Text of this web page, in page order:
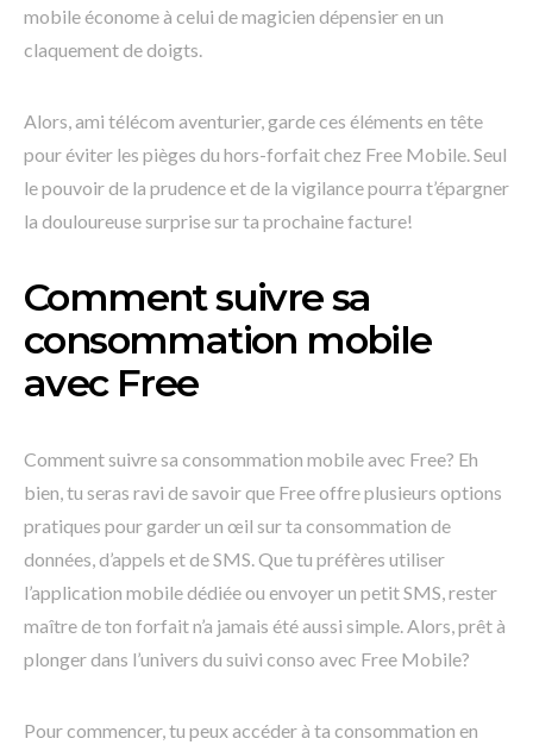
mobile économe à celui de magicien dépensier en un
claquement de doigts.
Alors, ami télécom aventurier, garde ces éléments en tête
pour éviter les pièges du hors-forfait chez Free Mobile. Seul
le pouvoir de la prudence et de la vigilance pourra t’épargner
la douloureuse surprise sur ta prochaine facture!
Comment suivre sa
consommation mobile
avec Free
Comment suivre sa consommation mobile avec Free? Eh
bien, tu seras ravi de savoir que Free offre plusieurs options
pratiques pour garder un œil sur ta consommation de
données, d’appels et de SMS. Que tu préfères utiliser
l’application mobile dédiée ou envoyer un petit SMS, rester
maître de ton forfait n’a jamais été aussi simple. Alors, prêt à
plonger dans l’univers du suivi conso avec Free Mobile?
Pour commencer, tu peux accéder à ta consommation en